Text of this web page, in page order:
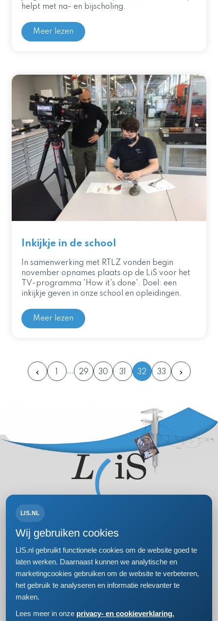
helpt met na- en bijscholing.
Meer lezen
Inkijkje in de school
In samenwerking met RTLZ vonden begin
november opnames plaats op de LiS voor het
TV-programma 'How it's done'. Doel: een
inkijkje geven in onze school en opleidingen.
Meer lezen
29 30 31 32 33
Volg ons op:
Bezoek- en postadres
Einsteinweg 61
2333 CC Leiden
+31 (0)71 5681168
LIS.NL
Wij gebruiken cookies
LIS.nl gebruikt functionele cookies om de website goed te
laten werken. Daarnaast kunnen we analytische en
marketingcookies gebruiken om de website te verbeteren,
het gebruik te analyseren en informatie relevanter te
maken.
Lees meer in onze privacy- en cookieverklaring.